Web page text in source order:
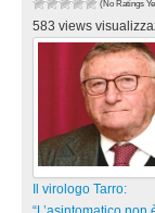
(No Ratings
583 views
Il virologo Tarro: